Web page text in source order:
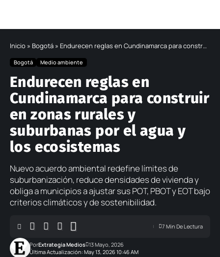
Inicio » Bogotá » Endurecen reglas en Cundinamarca para construir en zonas rurales y suburbanas por el agua y los ecosistemas
Bogotá Medio ambiente
Endurecen reglas en
Cundinamarca para construir
en zonas rurales y
suburbanas por el agua y
los ecosistemas
Nuevo acuerdo ambiental redefine límites de
suburbanización, reduce densidades de vivienda y
obliga a municipios a ajustar sus POT, PBOT y EOT bajo
criterios climáticos y de sostenibilidad.
Última Actualización: May 13, 2026 10:46 AM
PorExtrategia Medios 13 Mayo, 2026
7 Min De Lectura